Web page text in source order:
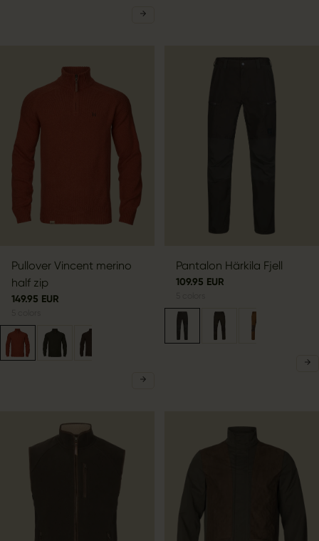
Pullover Vincent merino
half zip
149.95 EUR
Pantalon Härkila Fjell
109.95 EUR